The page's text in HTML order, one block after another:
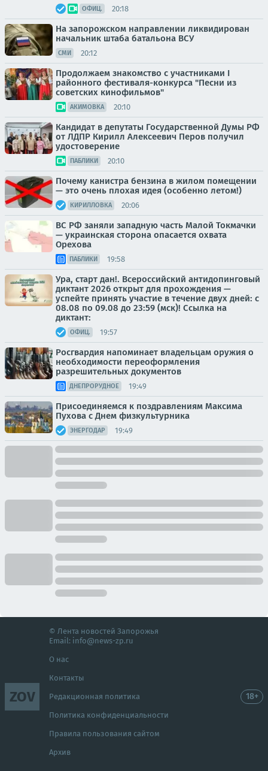
ОФИЦ. 20:18
На запорожском направлении ликвидирован
начальник штаба батальона ВСУ
СМИ 20:12
Продолжаем знакомство с участниками I
районного фестиваля-конкурса "Песни из
советских кинофильмов"
АКИМОВКА 20:10
Кандидат в депутаты Государственной Думы РФ
от ЛДПР Кирилл Алексеевич Перов получил
удостоверение
ПАБЛИКИ 20:10
Почему канистра бензина в жилом помещении
— это очень плохая идея (особенно летом!)
КИРИЛЛОВКА 20:06
ВС РФ заняли западную часть Малой Токмачки
— украинская сторона опасается охвата
Орехова
ПАБЛИКИ 19:58
Ура, старт дан!. Всероссийский антидопинговый
диктант 2026 открыт для прохождения —
успейте принять участие в течение двух дней: с
08.08 по 09.08 до 23:59 (мск)! Ссылка на
диктант:
ОФИЦ. 19:57
Росгвардия напоминает владельцам оружия о
необходимости переоформления
разрешительных документов
ДНЕПРОРУДНОЕ 19:49
Присоединяемся к поздравлениям Максима
Пухова с Днем физкультурника
ЭНЕРГОДАР 19:49
ZOV
© Лента новостей Запорожья
Email: info@news-zp.ru
О нас
Контакты
Редакционная политика
Политика конфиденциальности
Правила пользования сайтом
Архив
18+